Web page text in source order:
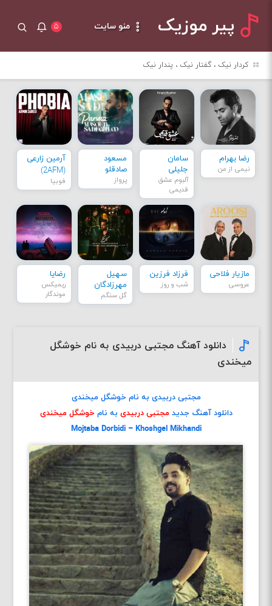
پیر موزیک منو سایت ۵
کردار نیک ، گفتار نیک ، پندار نیک
رضا بهرام
نیمی از من
سامان
جلیلی
آلبوم عشق
قدیمی
مسعود
صادقلو
پرواز
آرمین زارعی
(2AFM)
فوبیا
مازیار فلاحی
عروسی
فرزاد فرزین
شب و روز
سهیل
مهرزادگان
گل سنگم
رضایا
ریمیکس
موندگار
دانلود آهنگ مجتبی دربیدی به نام خوشگل
میخندی
مجتبی دربیدی به نام خوشگل میخندی
دانلود آهنگ جدید مجتبی دربیدی به نام خوشگل میخندی
Mojtaba Dorbidi – Khoshgel Mikhandi